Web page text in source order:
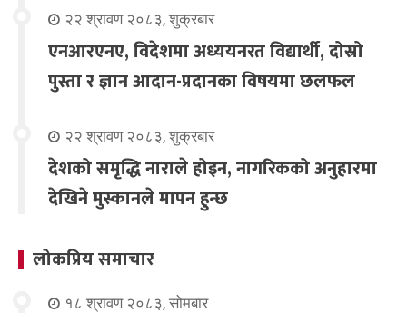
२२ श्रावण २०८३, शुक्रबार
एनआरएनए, विदेशमा अध्ययनरत विद्यार्थी, दोस्रो
पुस्ता र ज्ञान आदान-प्रदानका विषयमा छलफल
२२ श्रावण २०८३, शुक्रबार
देशको समृद्धि नाराले होइन, नागरिकको अनुहारमा
देखिने मुस्कानले मापन हुन्छ
लोकप्रिय समाचार
१८ श्रावण २०८३, सोमबार